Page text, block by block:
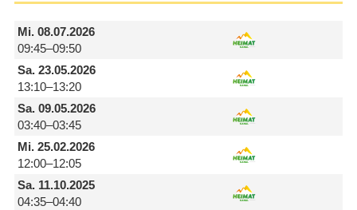
Mi.08.07.2026
09:45–09:50
Sa.23.05.2026
13:10–13:20
Sa.09.05.2026
03:40–03:45
Mi.25.02.2026
12:00–12:05
Sa.11.10.2025
04:35–04:40